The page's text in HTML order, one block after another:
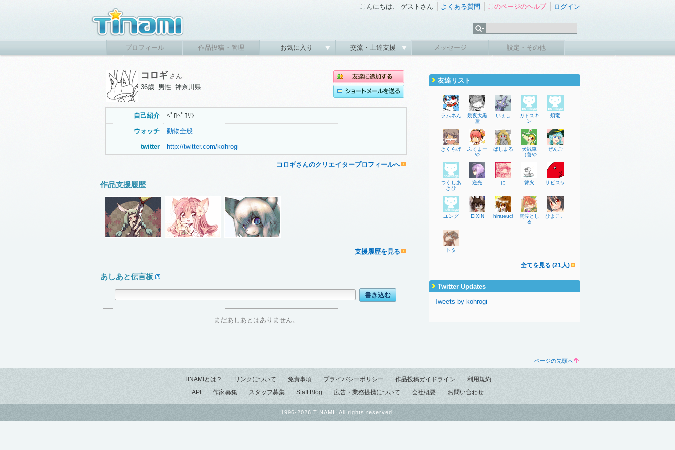
こんにちは、 ゲストさん よくある質問 このページのヘルプ ログイン
プロフィール 作品投稿・管理 お気に入り 交流・上達支援 メッセージ 設定・その他
コロギ さん
36歳 男性 神奈川県
自己紹介 ﾍﾟﾛﾍﾟﾛﾘﾝ
ウォッチ 動物全般
twitter http://twitter.com/kohrogi
コロギさんのクリエイタープロフィールへ
作品支援履歴
支援履歴を見る
あしあと伝言板
まだあしあとはありません。
友達リスト
ラムネん
幾夜大黒
堂
いぇし
ガドスキ
ン
煩竜
きくらげ
ふくまー
や
ばしまる
犬戦車
（善や
ぜんご
つくしあ
きひ
逆光 に 篝火 サビスケ
ユング EIXIN hirateuchi
雲渡とし
る
ひよこ。
トタ
全てを見る (21人)
Twitter Updates
Tweets by kohrogi
ページの先頭へ
TINAMIとは？ リンクについて 免責事項 プライバシーポリシー 作品投稿ガイドライン
利用規約
API
作家募集 スタッフ募集 Staff Blog 広告・業務提携について 会社概要 お問い合わせ
1996-2026 TINAMI. All rights reserved.